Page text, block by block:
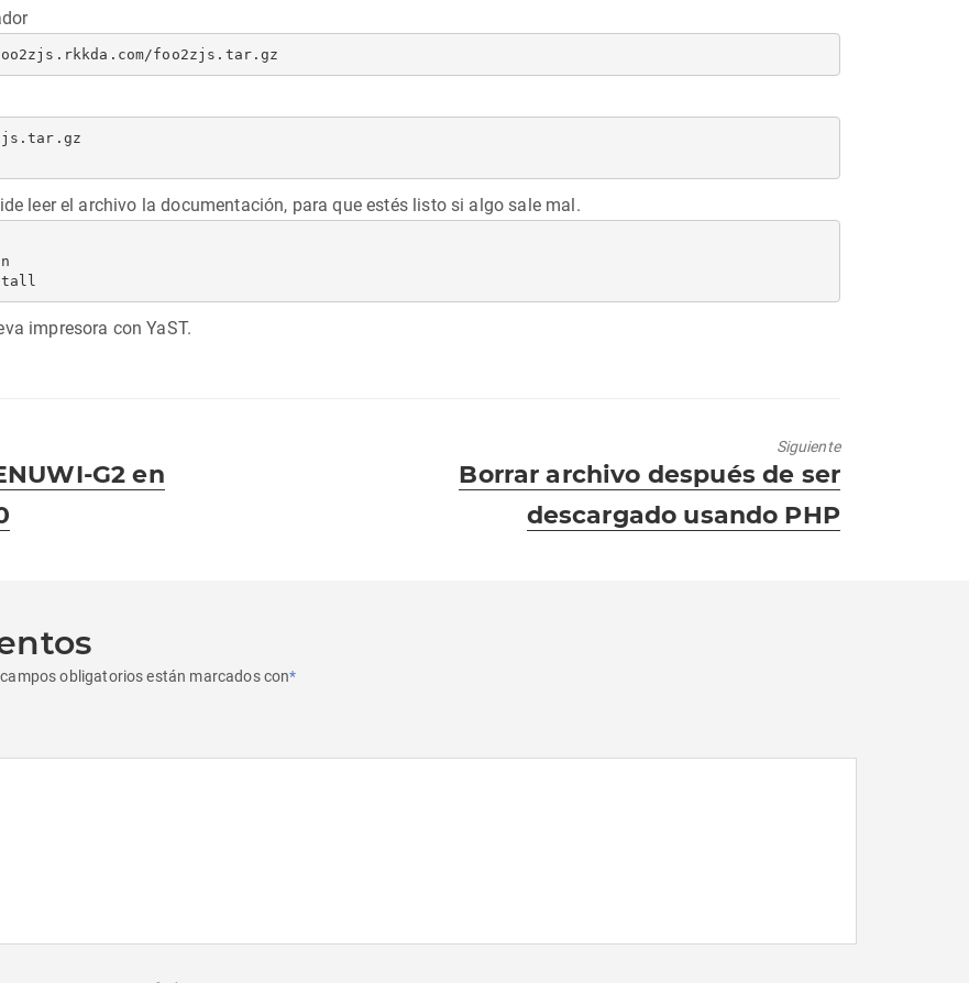
foo2zjs.tar.gz
leer el archivo la documentación, para que estés listo si algo sale mal.
impresora con YaST.
G2 en
Siguiente
Entrada
siguiente:
Borrar archivo después de ser
descargado usando PHP
obligatorios están marcados con*